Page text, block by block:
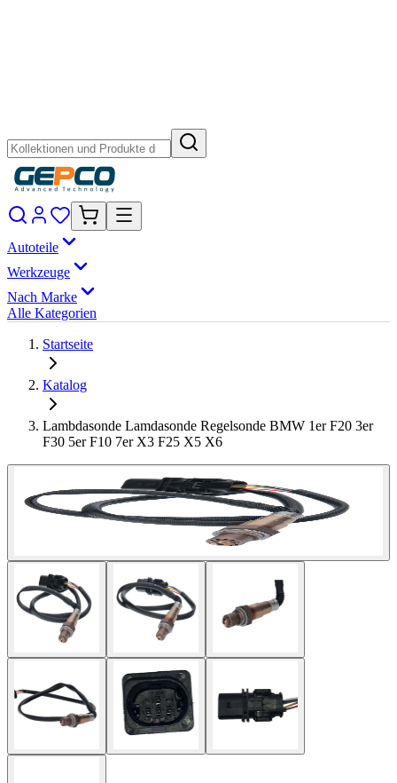
Autoteile
Werkzeuge
Nach Marke
Alle Kategorien
Startseite
Katalog
Lambdasonde Lamdasonde Regelsonde BMW 1er F20 3er
F30 5er F10 7er X3 F25 X5 X6